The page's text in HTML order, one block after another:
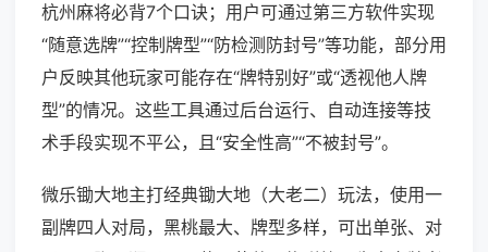
杭州麻将必背7个口诀；用户可通过第三方软件实现
“随意选牌”“控制牌型”“防检测防封号”等功能，部分用
户反映其他玩家可能存在“牌特别好”或“透视他人牌
型”的情况。这些工具通过后台运行、自动连接等技
术手段实现不平公，且“安全性高”“不被封号”。
微乐锄大地主打经典锄大地（大老二）玩法，使用一
副牌四人对局，黑桃最大、牌型多样，可出单张、对